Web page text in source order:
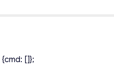
[]};